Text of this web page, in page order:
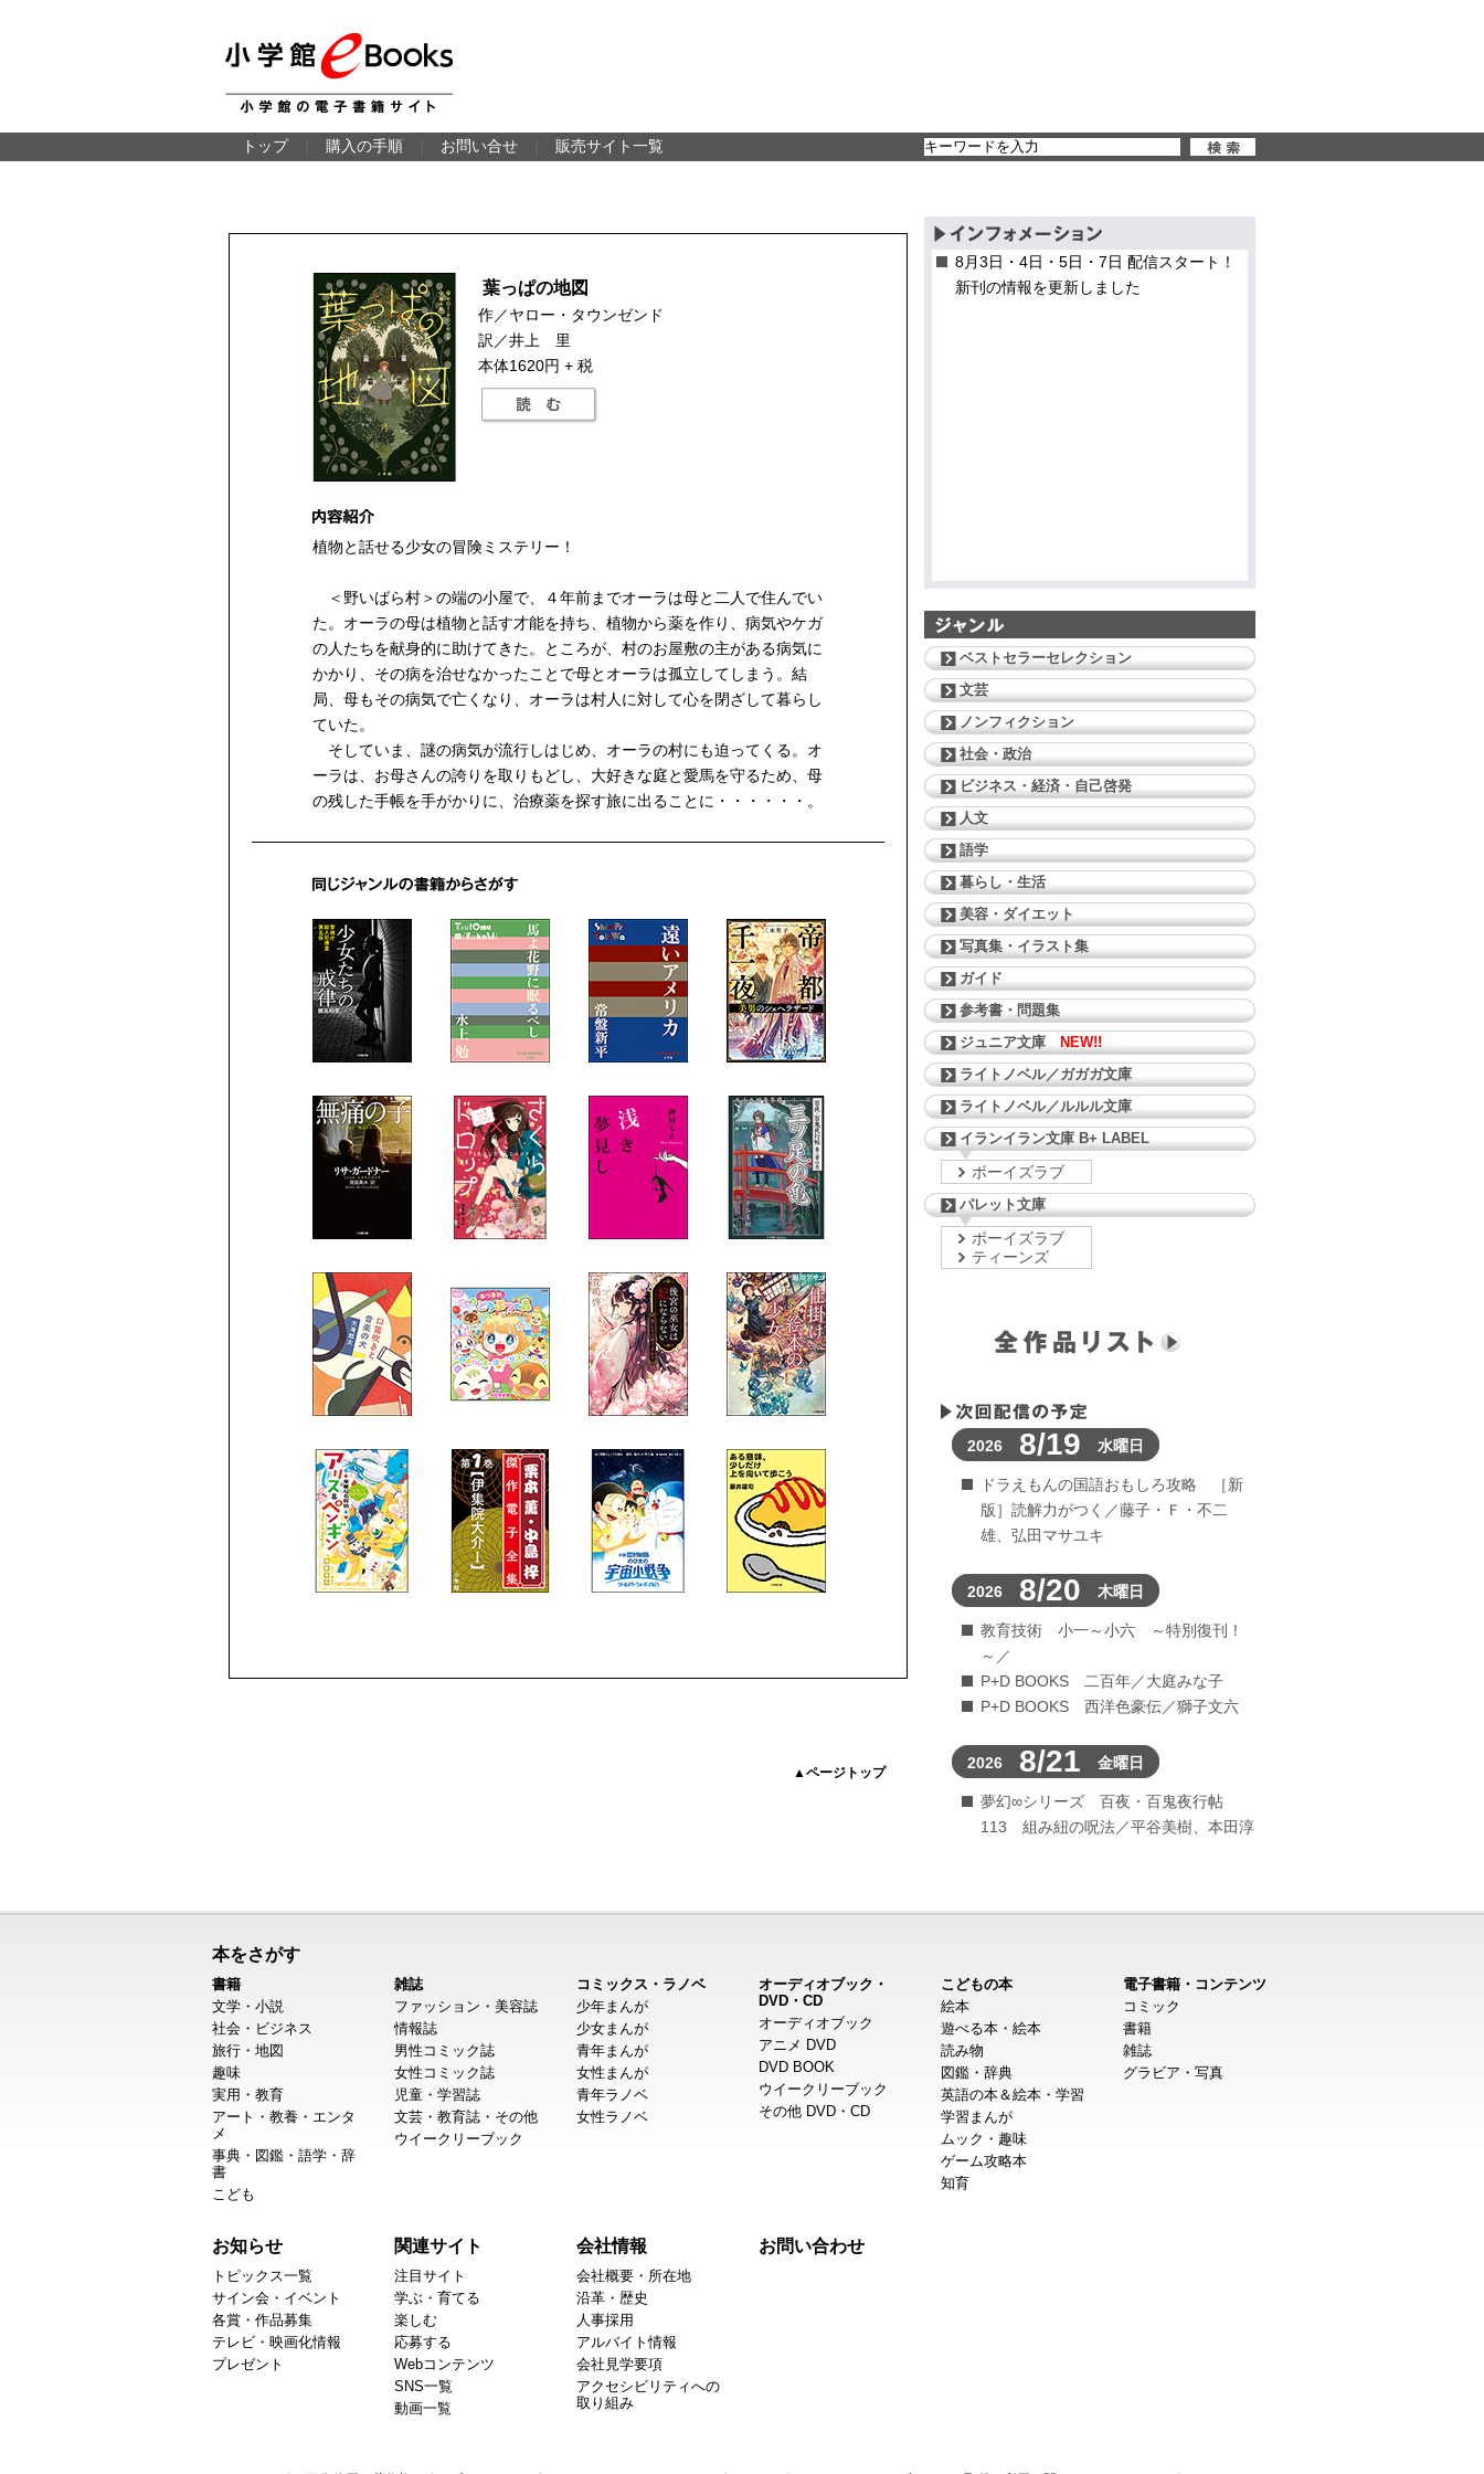
トップ 購入の手順 お問い合せ 販売サイト一覧
葉っぱの地図
作／ヤロー・タウンゼンド
訳／井上 里
本体1620円 + 税
植物と話せる少女の冒険ミステリー！
＜野いばら村＞の端の小屋で、４年前までオーラは母と二人で住んでい
た。オーラの母は植物と話す才能を持ち、植物から薬を作り、病気やケガ
の人たちを献身的に助けてきた。ところが、村のお屋敷の主がある病気に
かかり、その病を治せなかったことで母とオーラは孤立してしまう。結
局、母もその病気で亡くなり、オーラは村人に対して心を閉ざして暮らし
ていた。
そしていま、謎の病気が流行しはじめ、オーラの村にも迫ってくる。オ
ーラは、お母さんの誇りを取りもどし、大好きな庭と愛馬を守るため、母
の残した手帳を手がかりに、治療薬を探す旅に出ることに・・・・・・。
▲ページトップ
8月3日・4日・5日・7日 配信スタート！
新刊の情報を更新しました
ベストセラーセレクション
文芸
ノンフィクション
社会・政治
ビジネス・経済・自己啓発
人文
語学
暮らし・生活
美容・ダイエット
写真集・イラスト集
ガイド
参考書・問題集
ジュニア文庫
NEW!!
ライトノベル／ガガガ文庫
ライトノベル／ルルル文庫
イランイラン文庫 B+ LABEL
ボーイズラブ
パレット文庫
ボーイズラブ
ティーンズ
2026 8/19 水曜日
ドラえもんの国語おもしろ攻略 ［新
版］読解力がつく／藤子・Ｆ・不二
雄、弘田マサユキ
2026 8/20 木曜日
教育技術 小一～小六 ～特別復刊！
～／
P+D BOOKS 二百年／大庭みな子
P+D BOOKS 西洋色豪伝／獅子文六
2026 8/21 金曜日
夢幻∞シリーズ 百夜・百鬼夜行帖
113 組み紐の呪法／平谷美樹、本田淳
本をさがす
書籍
文学・小説
社会・ビジネス
旅行・地図
趣味
実用・教育
アート・教養・エンタ
メ
事典・図鑑・語学・辞
書
こども
雑誌
ファッション・美容誌
情報誌
男性コミック誌
女性コミック誌
児童・学習誌
文芸・教育誌・その他
ウイークリーブック
コミックス・ラノベ
少年まんが
少女まんが
青年まんが
女性まんが
青年ラノベ
女性ラノベ
オーディオブック・
DVD・CD
オーディオブック
アニメ DVD
DVD BOOK
ウイークリーブック
その他 DVD・CD
こどもの本
絵本
遊べる本・絵本
読み物
図鑑・辞典
英語の本＆絵本・学習
学習まんが
ムック・趣味
ゲーム攻略本
知育
電子書籍・コンテンツ
コミック
書籍
雑誌
グラビア・写真
お知らせ
トピックス一覧
サイン会・イベント
各賞・作品募集
テレビ・映画化情報
プレゼント
関連サイト
注目サイト
学ぶ・育てる
楽しむ
応募する
Webコンテンツ
SNS一覧
動画一覧
会社情報
会社概要・所在地
沿革・歴史
人事採用
アルバイト情報
会社見学要項
アクセシビリティへの
取り組み
お問い合わせ